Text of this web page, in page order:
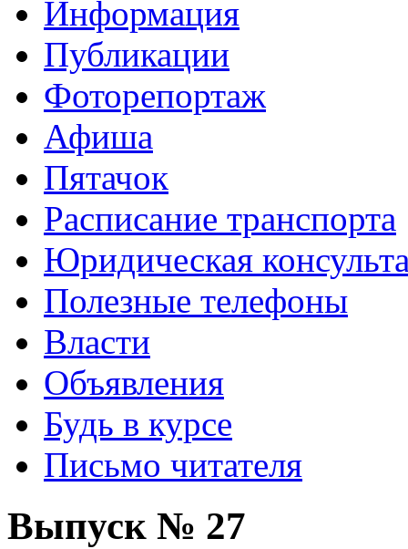
Информация
Публикации
Фоторепортаж
Афиша
Пятачок
Расписание транспорта
Юридическая
Полезные телефоны
Власти
Объявления
Будь в курсе
Письмо читателя
Выпуск № 27